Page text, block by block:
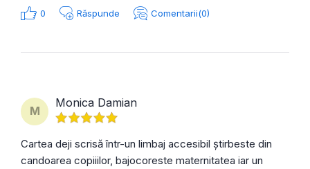
0 Răspunde Comentarii(0)
M
Monica Damian
Cartea deji scrisă într-un limbaj accesibil știrbeste din
candoarea copiiilor, bajocoreste maternitatea iar un